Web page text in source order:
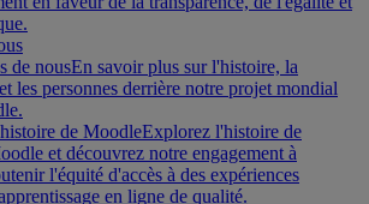
de nousEn savoir plus sur l'histoire, la
les personnes derrière notre projet mondial
de MoodleExplorez l'histoire de
et découvrez notre engagement à
l'équité d'accès à des expériences
en ligne de qualité.